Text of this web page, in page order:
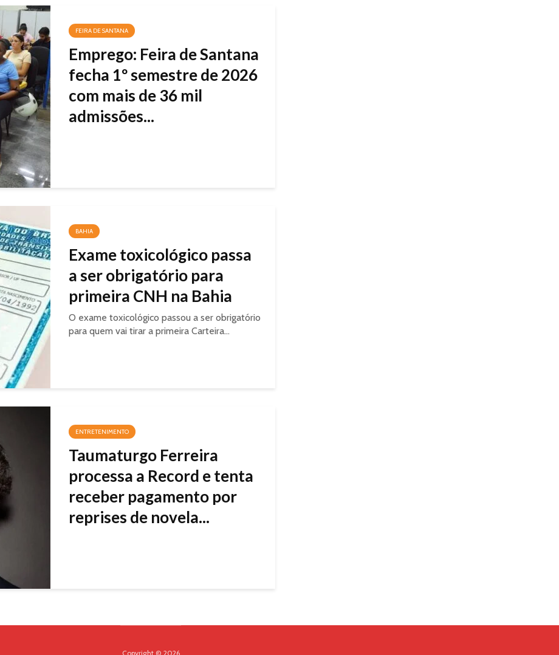
FEIRA DE SANTANA
Emprego: Feira de Santana
fecha 1º semestre de 2026
com mais de 36 mil
admissões...
BAHIA
Exame toxicológico passa
a ser obrigatório para
primeira CNH na Bahia
O exame toxicológico passou a ser obrigatório
para quem vai tirar a primeira Carteira...
ENTRETENIMENTO
Taumaturgo Ferreira
processa a Record e tenta
receber pagamento por
reprises de novela...
Copyright © 2026